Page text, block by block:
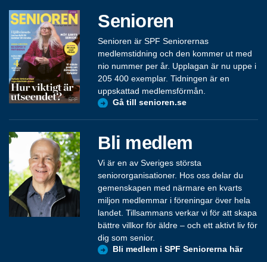
Senioren
Senioren är SPF Seniorernas
medlemstidning och den kommer ut med
nio nummer per år. Upplagan är nu uppe i
205 400 exemplar. Tidningen är en
uppskattad medlemsförmån.
Gå till senioren.se
Bli medlem
Vi är en av Sveriges största
seniororganisationer. Hos oss delar du
gemenskapen med närmare en kvarts
miljon medlemmar i föreningar över hela
landet. Tillsammans verkar vi för att skapa
bättre villkor för äldre – och ett aktivt liv för
dig som senior.
Bli medlem i SPF Seniorerna här